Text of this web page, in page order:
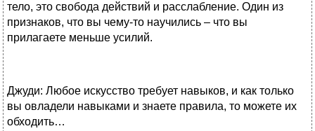
тело, это свобода действий и расслабление. Один из
признаков, что вы чему-то научились – что вы
прилагаете меньше усилий.
Джуди: Любое искусство требует навыков, и как только
вы овладели навыками и знаете правила, то можете их
обходить…